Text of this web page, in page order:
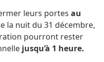
leurs portes au
la nuit du 31 décembre,
pourront rester
jusqu’à 1 heure.